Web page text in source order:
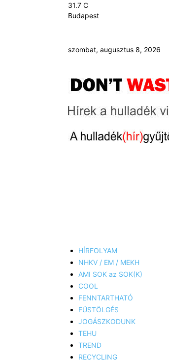
31.7 C
Budapest
szombat, augusztus 8, 2026
HÍRFOLYAM
NHKV / EM / MEKH
AMI SOK az SOK(K)
COOL
FENNTARTHATÓ
FÜSTÖLGÉS
JOGÁSZKODUNK
TEHU
TREND
RECYCLING